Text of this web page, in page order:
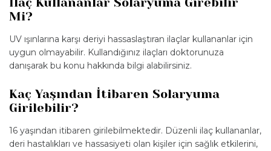
Mi?
UV ışınlarına karşı deriyi hassaslaştıran ilaçlar kullananlar için
uygun olmayabilir. Kullandığınız ilaçları doktorunuza
danışarak bu konu hakkında bilgi alabilirsiniz.
Kaç Yaşından İtibaren Solaryuma
Girilebilir?
16 yaşından itibaren girilebilmektedir. Düzenli ilaç kullananlar,
deri hastalıkları ve hassasiyeti olan kişiler için sağlık etkilerini,